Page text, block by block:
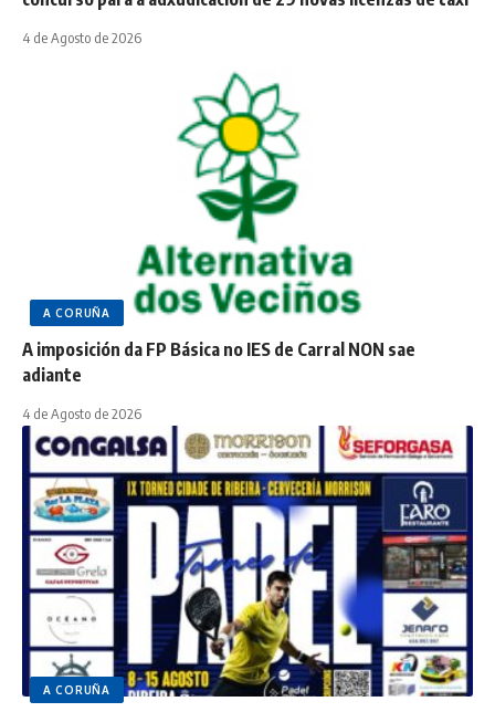
4 de Agosto de 2026
A CORUÑA
A imposición da FP Básica no IES de Carral NON sae
adiante
4 de Agosto de 2026
A CORUÑA